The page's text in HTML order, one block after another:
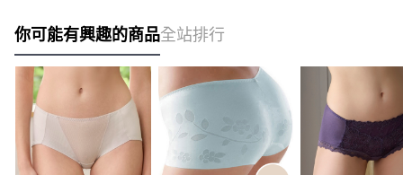
你可能有興趣的商品全站排行